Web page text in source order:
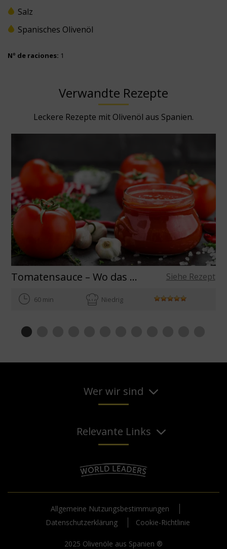
Salz
Spanisches Olivenöl
Nº de raciones: 1
Verwandte Rezepte
Leckere Rezepte mit Olivenöl aus Spanien.
Tomatensauce – Wo das Olivenöl herkommt Siehe Rezept
60 min Niedrig
Wer wir sind
Relevante Links
Allgemeine Nutzungsbestimmungen
Datenschutzerklärung
Cookie-Richtlinie
2025 Olivenöle aus Spanien ®